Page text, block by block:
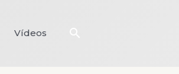
Vídeos Pesquisar